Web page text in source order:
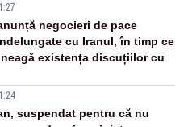
negocieri de pace
cu Iranul, în timp ce
existența discuțiilor cu
suspendat pentru că nu